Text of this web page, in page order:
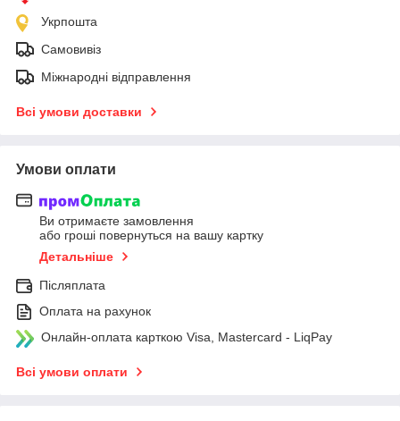
Укрпошта
Самовивіз
Міжнародні відправлення
Всі умови доставки
Умови оплати
Ви отримаєте замовлення
або гроші повернуться на вашу картку
Детальніше
Післяплата
Оплата на рахунок
Онлайн-оплата карткою Visa, Mastercard - LiqPay
Всі умови оплати